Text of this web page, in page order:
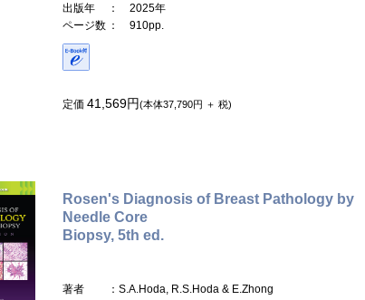
出版年
： 2025年
ページ数 ： 910pp.
定価 41,569円(本体37,790円 ＋ 税)
Rosen's Diagnosis of Breast Pathology by
Needle Core
Biopsy, 5th ed.
著者
：S.A.Hoda, R.S.Hoda & E.Zhong